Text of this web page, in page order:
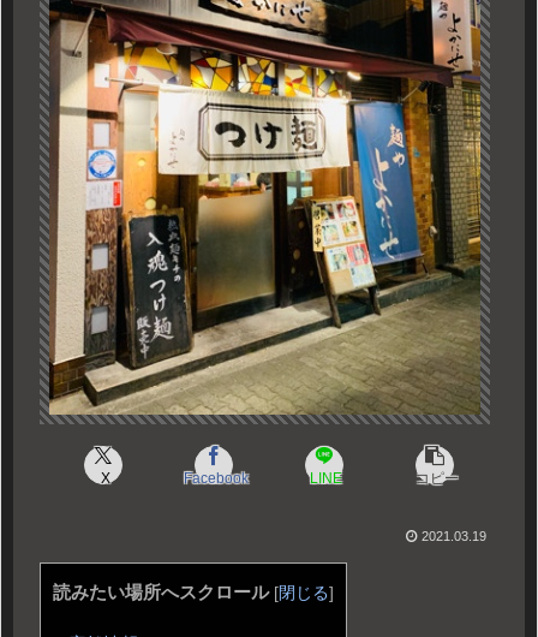
X Facebook LINE コピー
2021.03.19
読みたい場所へスクロール [閉じる]